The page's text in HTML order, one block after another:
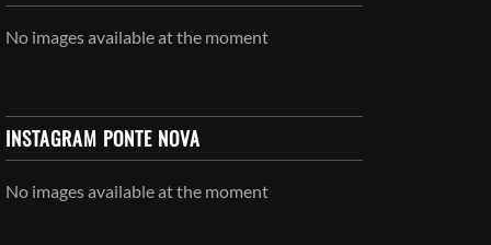
No images available at the moment
INSTAGRAM PONTE NOVA
No images available at the moment